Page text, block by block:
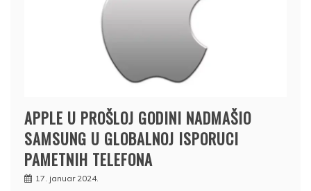
APPLE U PROŠLOJ GODINI NADMAŠIO
SAMSUNG U GLOBALNOJ ISPORUCI
PAMETNIH TELEFONA
17. januar 2024.